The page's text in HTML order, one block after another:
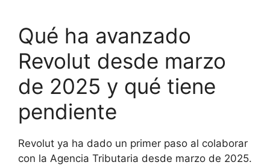
Qué ha avanzado
Revolut desde marzo
de 2025 y qué tiene
pendiente
Revolut ya ha dado un primer paso al colaborar
con la Agencia Tributaria desde marzo de 2025.